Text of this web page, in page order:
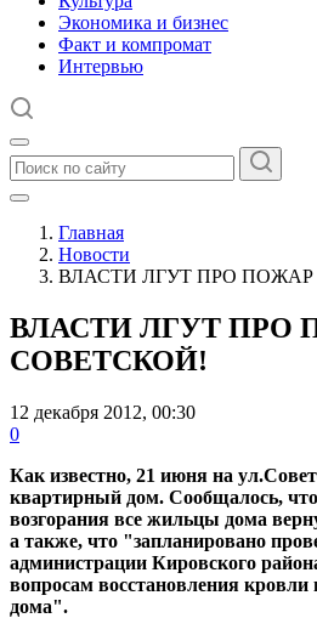
Экономика и бизнес
Факт и компромат
Интервью
Главная
Новости
ВЛАСТИ ЛГУТ ПРО
ВЛАСТИ ЛГУТ ПРО
СОВЕТСКОЙ!
12 декабря 2012, 00:30
0
Как известно, 21 июня на
квартирный дом. Сообщалось,
возгорания все жильцы дома
а также, что "запланировано
администрации Кировского
вопросам восстановления
дома".